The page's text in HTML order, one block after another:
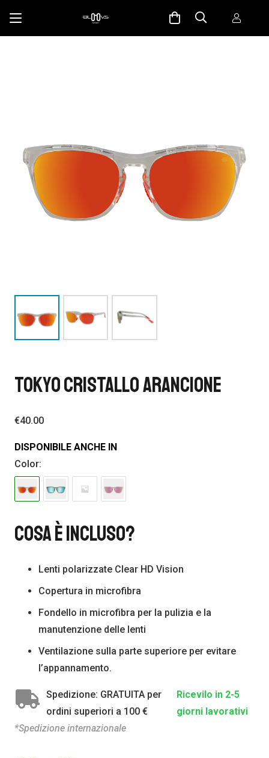
TOKYO CRISTALLO ARANCIONE
€40.00
DISPONIBILE ANCHE IN
Color:
Cosa È Incluso?
Lenti polarizzate Clear HD Vision
Copertura in microfibra
Fondello in microfibra per la pulizia e la
manutenzione delle lenti
Ventilazione sulla parte superiore per evitare
l’appannamento.
Spedizione: GRATUITA per
ordini superiori a 100 €
Ricevilo in 2-5
giorni lavorativi
*Spedizione internazionale